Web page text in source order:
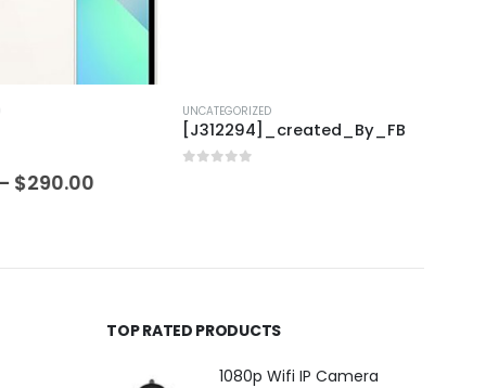
$290.00
UNCATEGORIZED
[J312294]_created_By_FB
TOP RATED PRODUCTS
1080p Wifi IP Camera